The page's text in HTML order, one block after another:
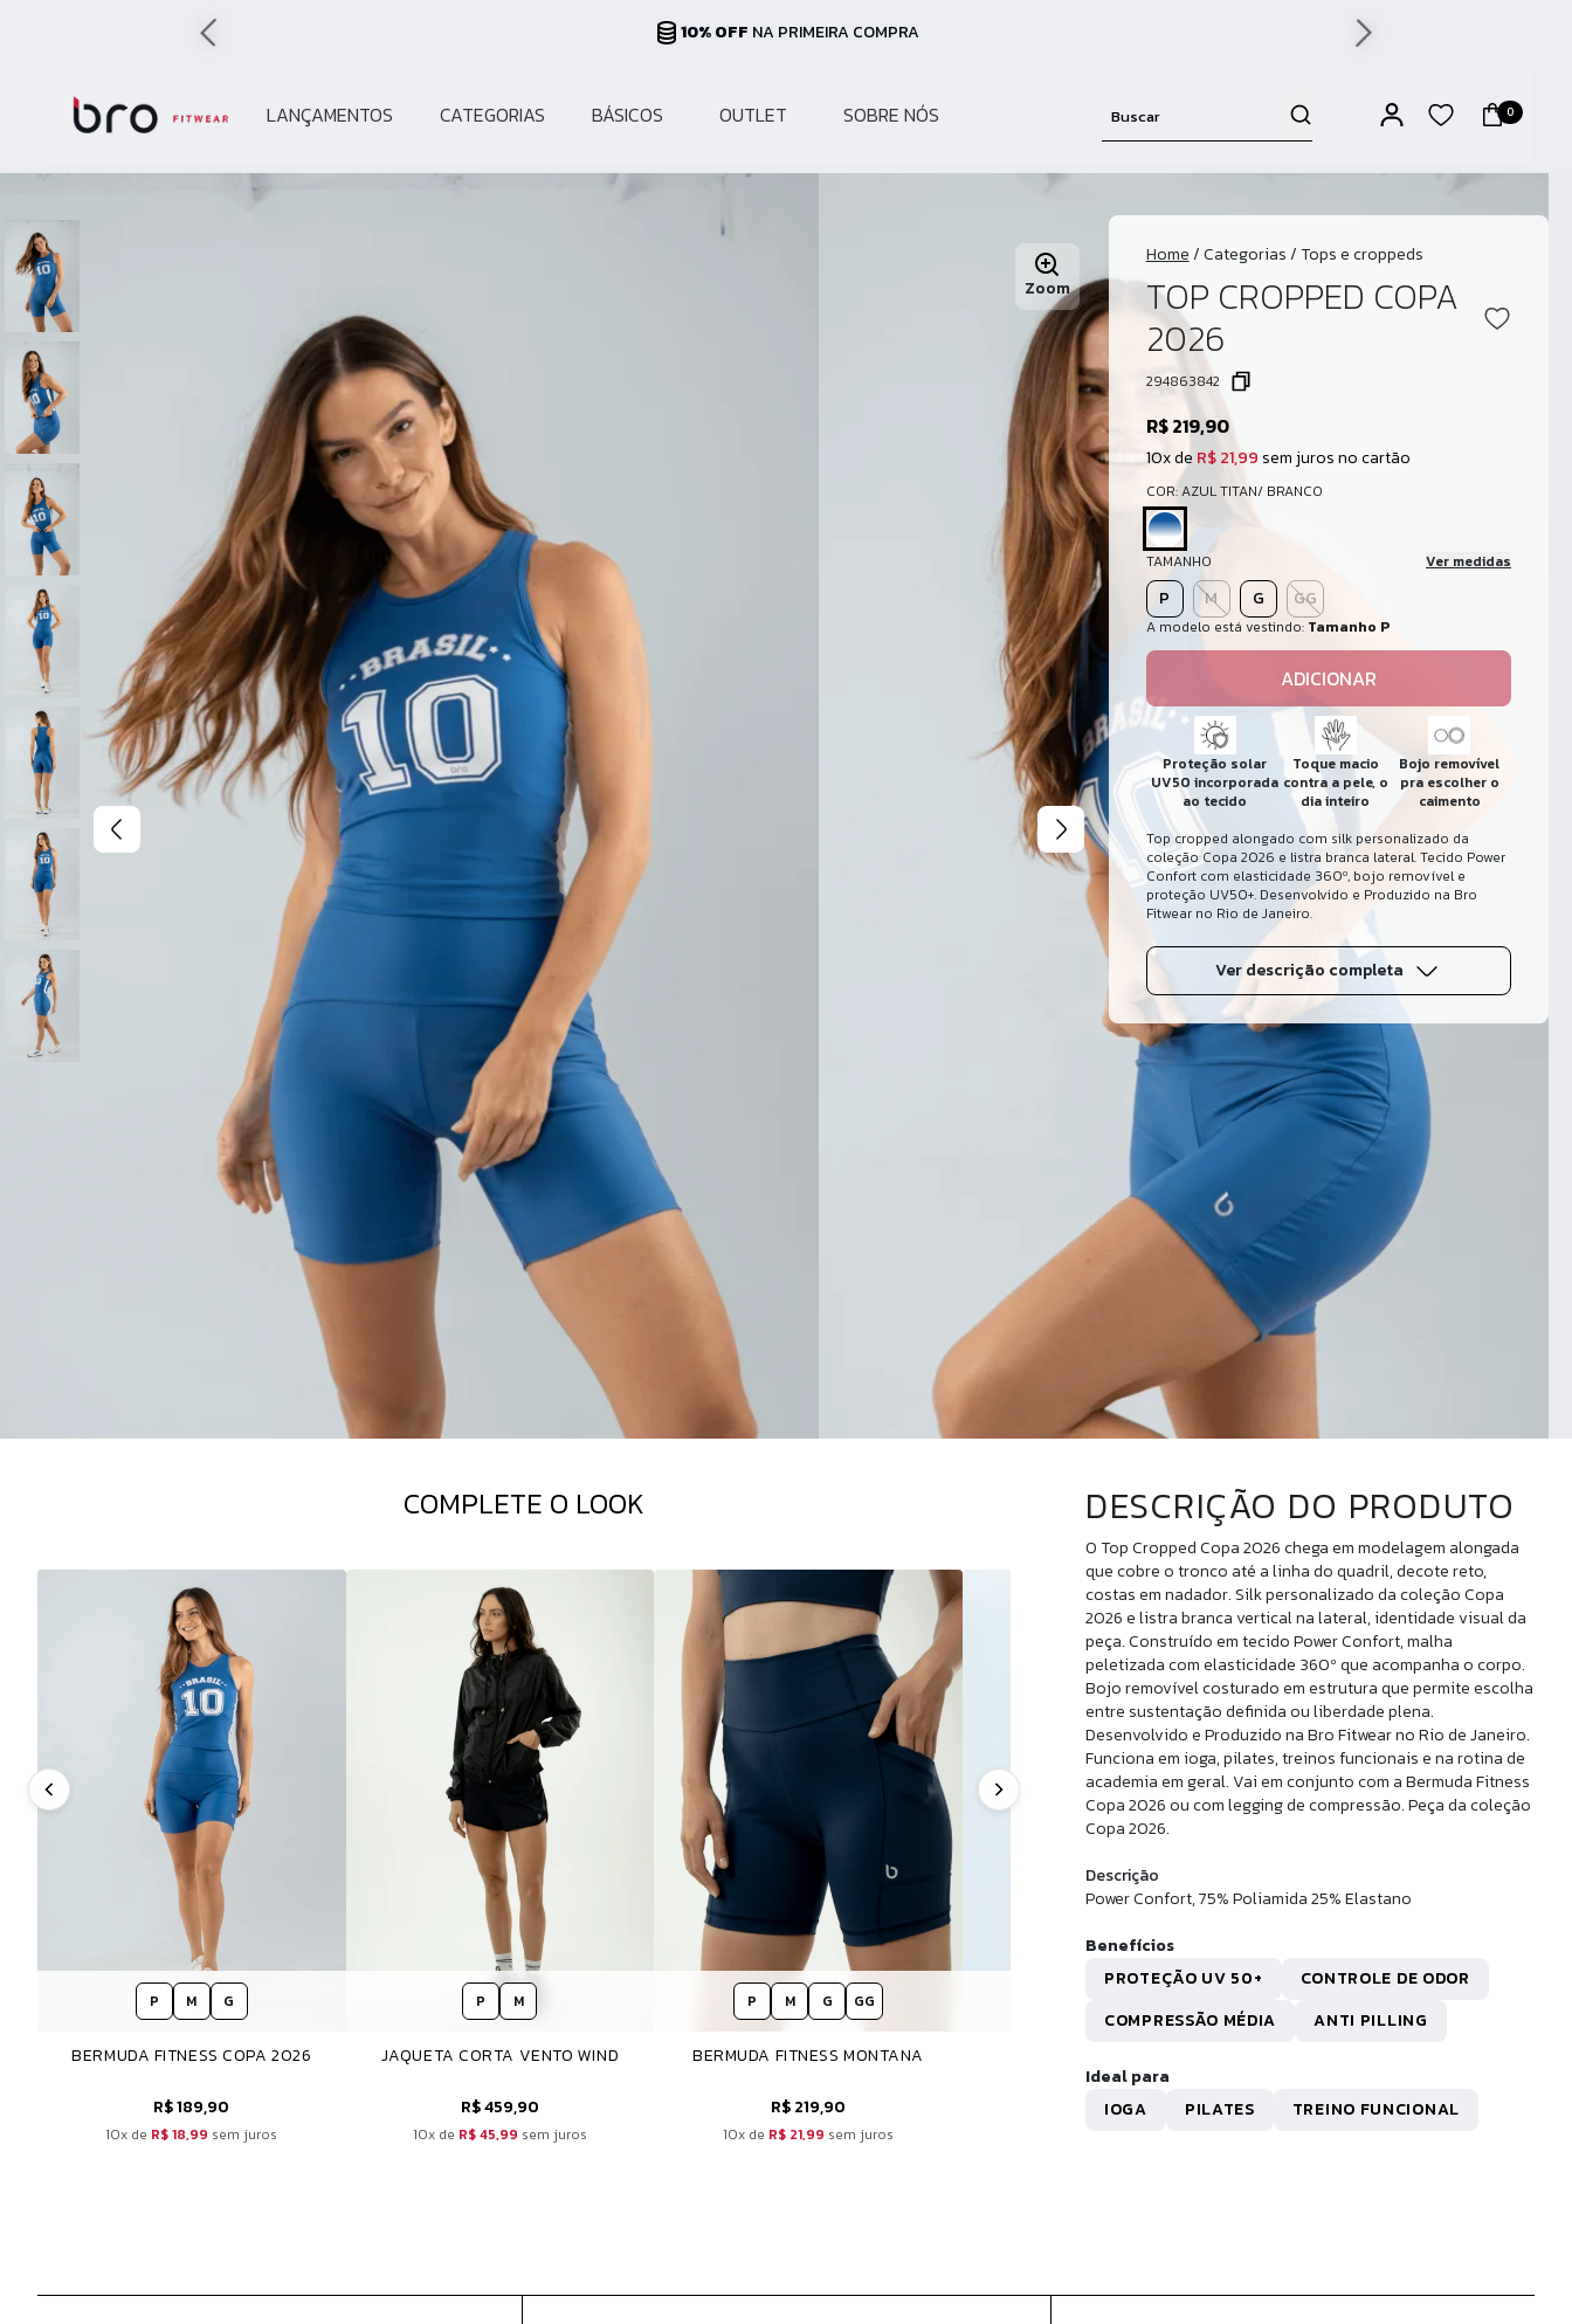
PARCELAS ATÉ 10XNO CARTÃO
LANÇAMENTOS CATEGORIAS BÁSICOS OUTLET SOBRE NÓS 0
Zoom
Home/Categorias/Tops e croppeds
TOP CROPPED COPA
2026
294863842
R$ 219,90
10x de R$ 21,99 sem juros no cartão
COR: AZUL TITAN/ BRANCO
TAMANHO Ver medidas
P M G GG
A modelo está vestindo: Tamanho P
ADICIONAR
Proteção solar
UV50 incorporada
ao tecido
Toque macio
contra a pele, o
dia inteiro
Bojo removível
pra escolher o
caimento
Top cropped alongado com silk personalizado da
coleção Copa 2026 e listra branca lateral. Tecido Power
Confort com elasticidade 360º, bojo removível e
proteção UV50+. Desenvolvido e Produzido na Bro
Fitwear no Rio de Janeiro.
Ver descrição completa
COMPLETE O LOOK
P M G
BERMUDA FITNESS COPA 2026
R$ 189,90
10x de R$ 18,99 sem juros
P M
JAQUETA CORTA VENTO WIND
R$ 459,90
10x de R$ 45,99 sem juros
P M G GG
BERMUDA FITNESS MONTANA
R$ 219,90
10x de R$ 21,99 sem juros
R$ 420,95
P
SLEEVE BASIC
R$ 169,90
10x deR$ 16,99sem juros
DESCRIÇÃO DO PRODUTO
O Top Cropped Copa 2026 chega em modelagem alongada
que cobre o tronco até a linha do quadril, decote reto,
costas em nadador. Silk personalizado da coleção Copa
2026 e listra branca vertical na lateral, identidade visual da
peça. Construído em tecido Power Confort, malha
peletizada com elasticidade 360º que acompanha o corpo.
Bojo removível costurado em estrutura que permite escolha
entre sustentação definida ou liberdade plena.
Desenvolvido e Produzido na Bro Fitwear no Rio de Janeiro.
Funciona em ioga, pilates, treinos funcionais e na rotina de
academia em geral. Vai em conjunto com a Bermuda Fitness
Copa 2026 ou com legging de compressão. Peça da coleção
Copa 2026.
Descrição
Power Confort, 75% Poliamida 25% Elastano
Benefícios
PROTEÇÃO UV 50+
CONTROLE DE ODOR
COMPRESSÃO MÉDIA
ANTI PILLING
Ideal para
IOGA
PILATES TREINO FUNCIONAL